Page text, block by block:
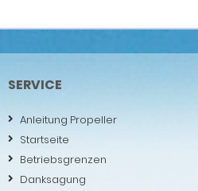
SERVICE
Anleitung Propeller
Startseite
Betriebsgrenzen
Danksagung